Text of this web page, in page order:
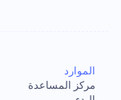
الموارد
مركز المساعدة